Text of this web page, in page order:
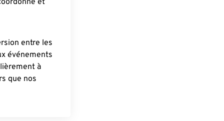
et
entre les
événements
à
que nos